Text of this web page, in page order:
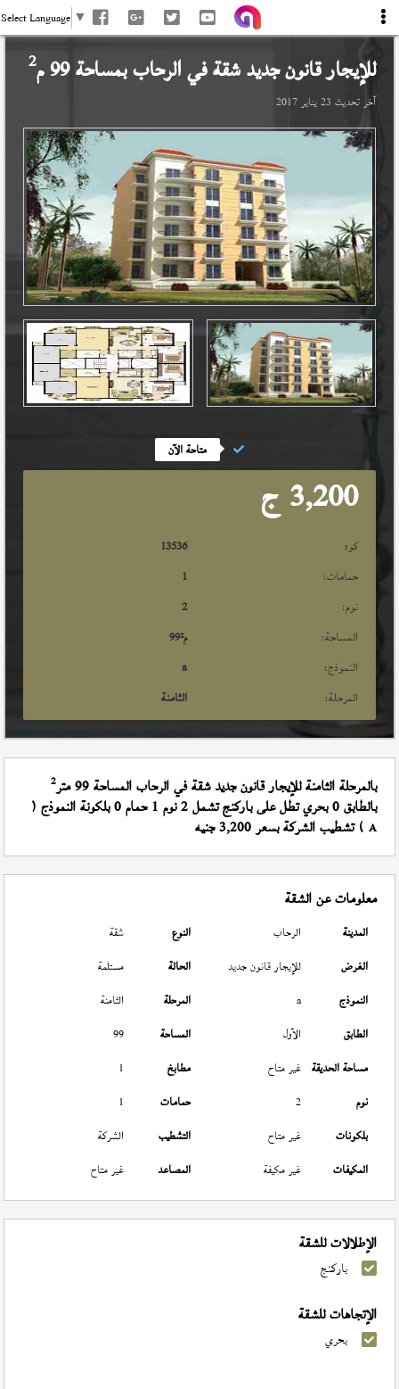
Select Language ▼
للإيجار قانون جديد شقة فيالرحاببمساحة 99 م 2
آخر تحديث 23 يناير 2017
متاحة الآن
3,200 ج
كود
13536
حمامات:
1
نوم:
2
المساحة:
99م²
النموذج:
a
المرحلة:
الثامنة
بالمرحلة الثامنة للإيجار قانون جديد شقة في الرحاب المساحة 99 متر 2
بالطابق 0 بحري تطل على باركنج تشمل 2 نوم 1 حمام 0 بلكونة النموذج (
A ) تشطيب الشركة بسعر 3,200 جنيه
معلومات عن الشقة
المدينة الرحاب النوع
شقة
الغرض
للإيجار قانون جديد الحالة
مستلمة
النموذج
a المرحلة
الثامنة
الطابق
الأول المساحة
99
مساحة الحديقة غير متاح مطابخ
1
نوم
2 حمامات
1
بلكونات
غير متاح التشطيب
الشركة
المكيفات
غير مكيفة المصاعد غير متاح
الإطلالات للشقة
باركنج
الإتجاهات للشقة
بحري